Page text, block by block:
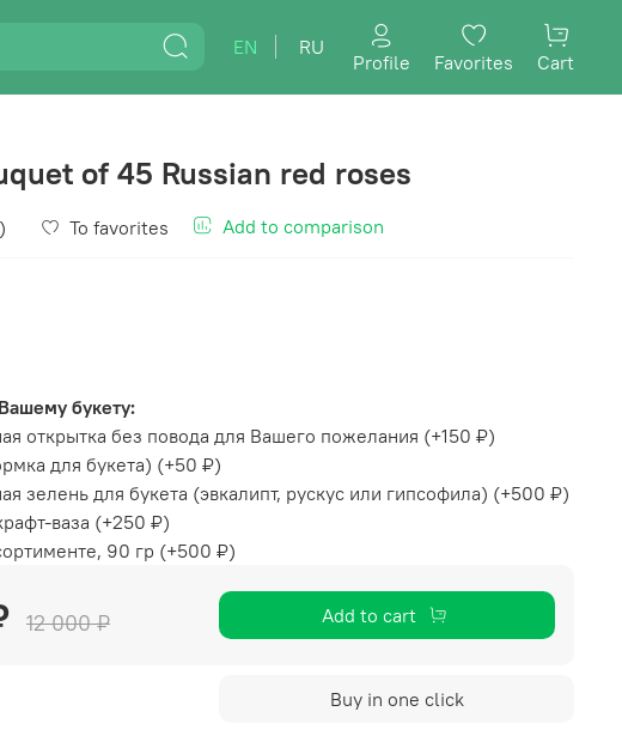
EN RU
Profile Favorites Cart
of 45 Russian red roses
To favorites Add to comparison
букету:
открытка без повода для Вашего пожелания (+150 ₽)
для букета) (+50 ₽)
зелень для букета (эвкалипт, рускус или гипсофила) (+500 ₽)
ваза (+250 ₽)
90 гр (+500 ₽)
12 000 ₽ Add to cart
Buy in one click